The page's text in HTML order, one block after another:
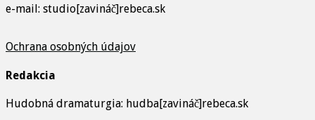
e-mail: studio[zavináč]rebeca.sk
Ochrana osobných údajov
Redakcia
Hudobná dramaturgia: hudba[zavináč]rebeca.sk